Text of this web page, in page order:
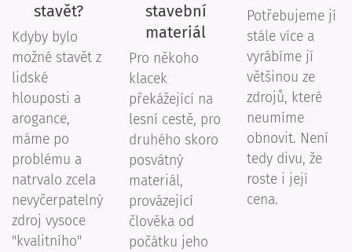
stavět?
Kdyby bylo
možné stavět z
lidské
hlouposti a
arogance,
máme po
problému a
natrvalo zcela
nevyčerpatelný
zdroj vysoce
"kvalitního"
stavební
materiál
Pro někoho
klacek
překážející na
lesní cestě, pro
druhého skoro
posvátný
materiál,
provázející
člověka od
počátku jeho
Potřebujeme jí
stále více a
vyrábíme jí
většinou ze
zdrojů, které
neumíme
obnovit. Není
tedy divu, že
roste i její
cena.